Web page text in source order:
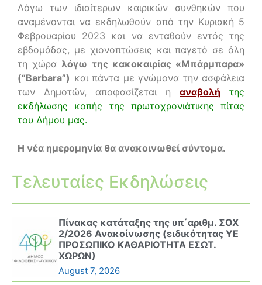
Λόγω των ιδιαίτερων καιρικών συνθηκών που
αναμένονται να εκδηλωθούν από την Κυριακή 5
Φεβρουαρίου 2023 και να ενταθούν εντός της
εβδομάδας, με χιονοπτώσεις και παγετό σε όλη
τη χώρα λόγω της κακοκαιρίας «Μπάρμπαρα»
(“Barbara”) και πάντα με γνώμονα την ασφάλεια
των Δημοτών, αποφασίζεται η αναβολή
της
εκδήλωσης κοπής της πρωτοχρονιάτικης πίτας
του Δήμου μας.
Η νέα ημερομηνία θα ανακοινωθεί σύντομα.
Τελευταίες Εκδηλώσεις
Πίνακας κατάταξης της υπ΄αριθμ. ΣΟΧ
2/2026 Ανακοίνωσης (ειδικότητας ΥΕ
ΠΡΟΣΩΠΙΚΟ ΚΑΘΑΡΙΟΤΗΤΑ ΕΣΩΤ.
ΧΩΡΩΝ)
August 7, 2026